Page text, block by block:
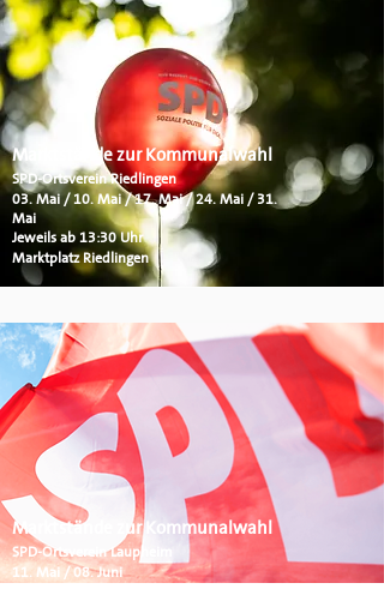
Marktstände zur Kommunalwahl
SPD-Ortsverein Riedlingen
03. Mai / 10. Mai / 17. Mai / 24. Mai / 31.
Mai
Jeweils ab 13:30 Uhr
Marktplatz Riedlingen
Marktstände zur Kommunalwahl
SPD-Ortsverein Laupheim
11. Mai / 08. Juni